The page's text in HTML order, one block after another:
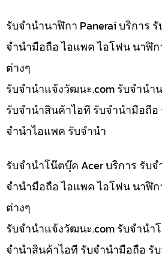
รับจำนำนาฬิกา Panerai บริการ
จำนำมือถือ ไอแพค ไอโฟน นาฬิ
ต่างๆ
รับจํานําแจ้งวัฒนะ.com รับจำนำ
รับจำนำสินค้าไอที รับจำนำมือถื
จำนำไอแพค รับจำนำ
รับจำนำโน๊ตบุ๊ค Acer บริการ รับ
จำนำมือถือ ไอแพค ไอโฟน นาฬิ
ต่างๆ
รับจํานําแจ้งวัฒนะ.com รับจำนำ
จำนำสินค้าไอที รับจำนำมือถือ รั